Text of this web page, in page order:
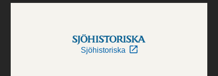
Sjöhistoriska